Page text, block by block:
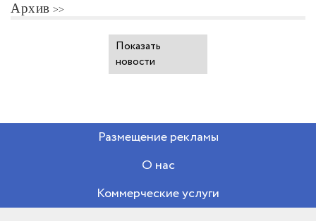
Архив
Показать
новости
Размещение рекламы
О нас
Коммерческие услуги